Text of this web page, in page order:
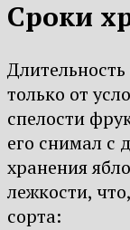
Сроки
только от
спелости
его снимал с
хранения
лежкости,
сорта: